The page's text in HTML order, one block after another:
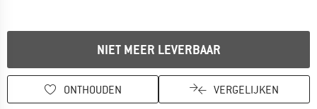
NIET MEER LEVERBAAR
ONTHOUDEN VERGELIJKEN